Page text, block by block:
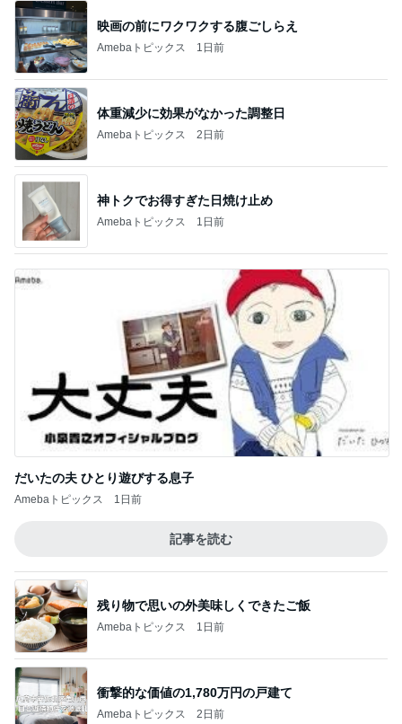
映画の前にワクワクする腹ごしらえ
Amebaトピックス 1日前
体重減少に効果がなかった調整日
Amebaトピックス 2日前
神トクでお得すぎた日焼け止め
Amebaトピックス 1日前
だいたの夫 ひとり遊びする息子
Amebaトピックス 1日前
記事を読む
残り物で思いの外美味しくできたご飯
Amebaトピックス 1日前
衝撃的な価値の1,780万円の戸建て
Amebaトピックス 2日前